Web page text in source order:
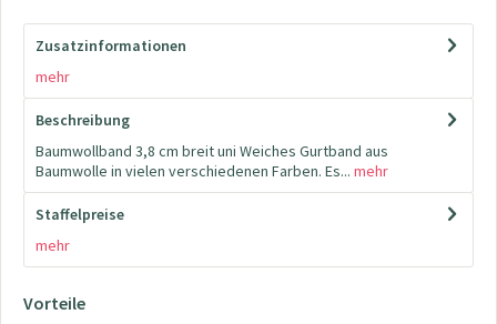
Zusatzinformationen
mehr
Beschreibung
Baumwollband 3,8 cm breit uni Weiches Gurtband aus
Baumwolle in vielen verschiedenen Farben. Es... mehr
Staffelpreise
mehr
Vorteile